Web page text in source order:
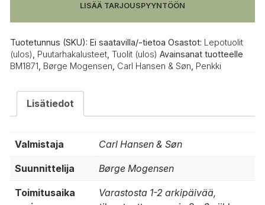
LISÄÄ TARJOUSPYYNTÖÖN
Tuotetunnus (SKU): Ei saatavilla/-tietoa Osastot: Lepotuolit
(ulos)
Puutarhakalusteet Tuolit (ulos) Avainsanat tuotteelle
BM1871 Børge Mogensen Carl Hansen & Søn Penkki
Lisätiedot
Valmistaja Carl Hansen & Søn
Suunnittelija Børge Mogensen
Toimitusaika
Varastosta 1-2 arkipäivää,